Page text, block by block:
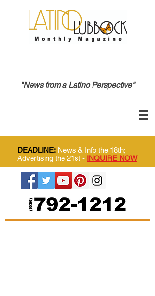
"News from a Latino Perspective"
DEADLINE: News & Info the 18th;
Advertising the 21st - INQUIRE NOW